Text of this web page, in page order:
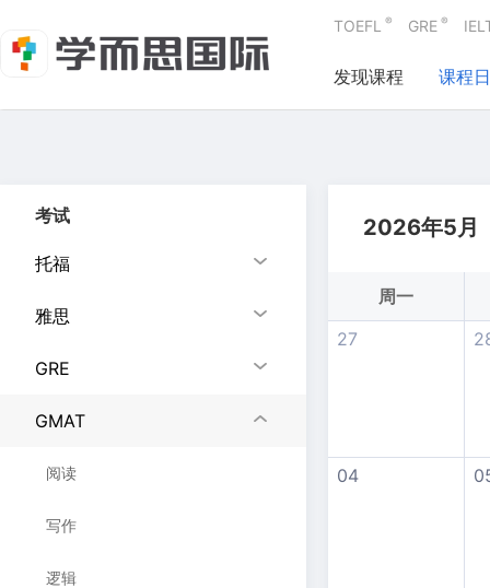
TOEFL ® GRE ®
发现课程 课程
考试
托福
雅思
GRE
GMAT
阅读
写作
逻辑
2026年5月
周一
27
04